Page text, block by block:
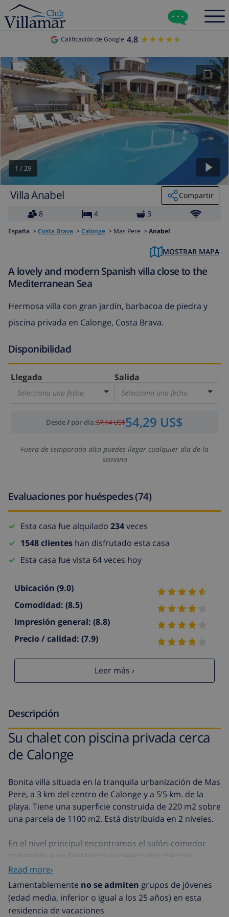
Calificación de Google 4.8 ★★★★★
★★★★★
1 /29
Villa Anabel
Compartir
8
4 3
España > Costa Brava > Calonge > Mas Pere > Anabel
MOSTRAR MAPA
A lovely and modern Spanish villa close to the
Mediterranean Sea
Hermosa villa con gran jardín, barbacoa de piedra y
piscina privada en Calonge, Costa Brava.
Disponibilidad
Llegada
Selecciona una fecha
Salida
Selecciona una fecha
Desde/ por día:57,14 US$54,29 US$
Fuera de temporada alta puedes llegar cualquier día de la
semana
Evaluaciones por huéspedes (74)
Esta casa fue alquilado 234veces
1548 clientes han disfrutado esta casa
Esta casa fue vista 64 veces hoy
Ubicación (9.0)
Comodidad: (8.5)
Impresión general: (8.8)
Precio / calidad: (7.9)
Leer más ›
Descripción
Su chalet con piscina privada cerca
de Calonge
Bonita villa situada en la tranquila urbanización de Mas
Pere, a 3 km del centro de Calonge y a 5’5 km. de la
playa. Tiene una superficie construida de 220 m2 sobre
una parcela de 1100 m2. Está distribuida en 2 niveles.
En el nivel principal encontramos el salón-comedor
con salida a un fantástico y soleado porche con
bonitas vistas a la piscina y a las montañas, una cocina
totalmente equipada, una habitación con cama de
matrimonio, dos habitaciones con dos camas, un baño
con bañera y un baño con ducha.
Read more›
Lamentablemente no se admiten grupos de jóvenes
(edad media, inferior o igual a los 25 años) en esta
residencia de vacaciones